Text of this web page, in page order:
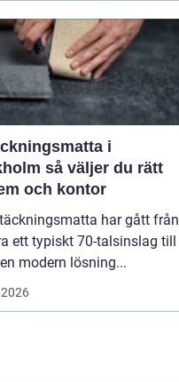
i
du rätt
och kontor
har gått från
ett typiskt 70-talsinslag till
modern lösning...